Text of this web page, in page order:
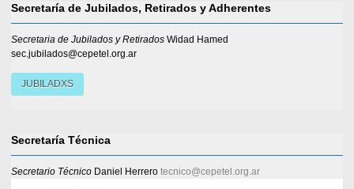
Secretaría de Jubilados, Retirados y Adherentes
Secretaria de Jubilados y Retirados Widad Hamed
sec.jubilados@cepetel.org.ar
JUBILADXS
Secretaría Técnica
Secretario Técnico Daniel Herrero tecnico@cepetel.org.ar